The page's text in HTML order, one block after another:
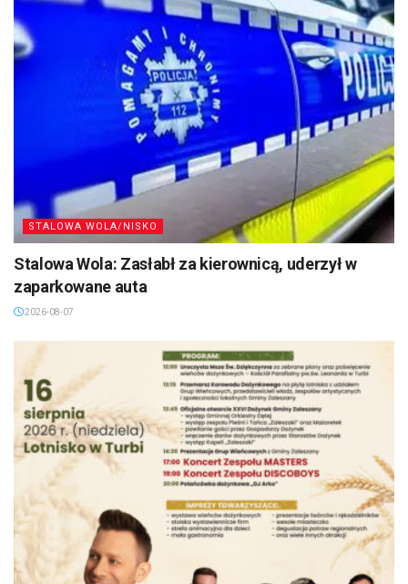
STALOWA WOLA/NISKO
Stalowa Wola: Zasłabł za kierownicą, uderzył w
zaparkowane auta
2026-08-07